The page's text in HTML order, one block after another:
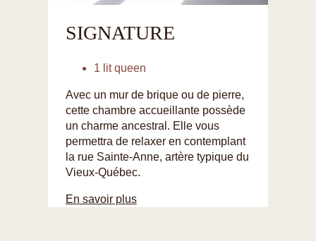
SIGNATURE
1 lit queen
Avec un mur de brique ou de pierre,
cette chambre accueillante possède
un charme ancestral. Elle vous
permettra de relaxer en contemplant
la rue Sainte-Anne, artère typique du
Vieux-Québec.
En savoir plus